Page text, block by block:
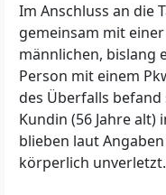
Im Anschluss an die
gemeinsam mit
männlichen, bislang
Person mit einem
des Überfalls
Kundin (56 Jahre alt)
blieben laut
körperlich unverletzt.